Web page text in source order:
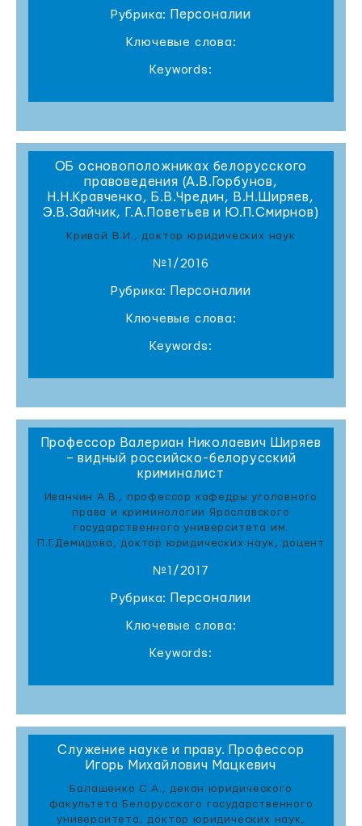
Рубрика: Персоналии
Ключевые слова:
Keywords:
ОБ основоположниках белорусского
правоведения (А.В.Горбунов,
Н.Н.Кравченко, Б.В.Чредин, В.Н.Ширяев,
Э.В.Зайчик, Г.А.Поветьев и Ю.П.Смирнов)
Кривой В.И., доктор юридических наук
№1/2016
Рубрика: Персоналии
Ключевые слова:
Keywords:
Профессор Валериан Николаевич Ширяев
– видный российско-белорусский
криминалист
Иванчин А.В., профессор кафедры уголовного
права и криминологии Ярославского
государственного университета им.
П.Г.Демидова, доктор юридических наук, доцент
№1/2017
Рубрика: Персоналии
Ключевые слова:
Keywords:
Служение науке и праву. Профессор
Игорь Михайлович Мацкевич
Балашенко С.А., декан юридического
факультета Белорусского государственного
университета, доктор юридических наук,